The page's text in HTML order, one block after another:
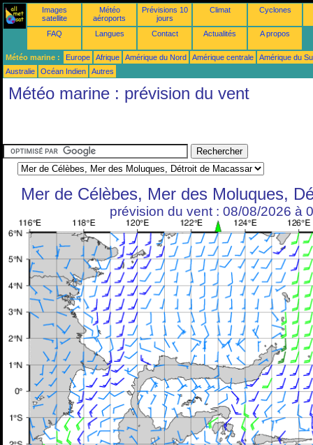
Images
satellite
Météo
aéroports
Prévisions 10
jours
Climat Cyclones
FAQ Langues Contact Actualités A propos
Météo marine : Europe Afrique Amérique du Nord Amérique centrale
Amérique du
Australie
Océan Indien Autres
Météo marine : prévision du vent
Mer de Célèbes, Mer des Moluques,
prévision du vent : 08/08/2026 à